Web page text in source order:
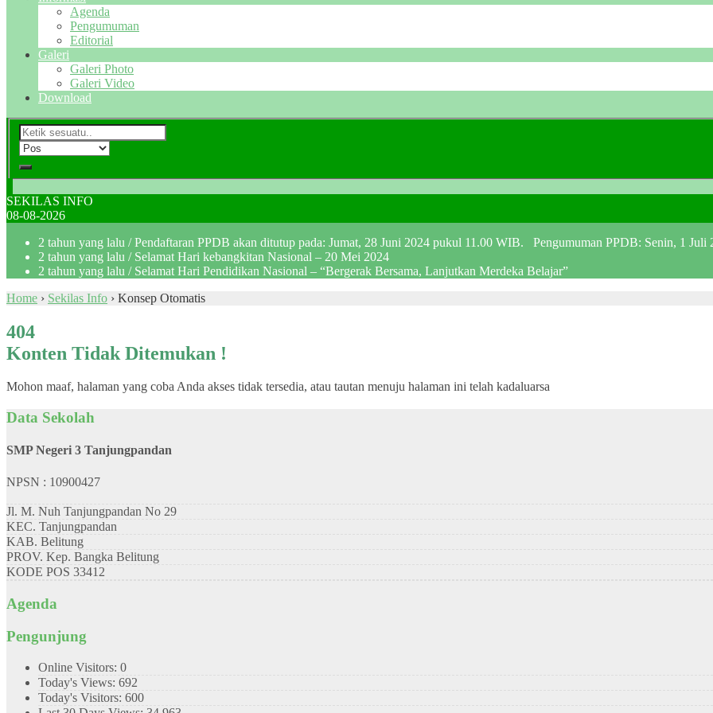
Agenda
Pengumuman
Editorial
Galeri
Galeri Photo
Galeri Video
Download
SEKILAS INFO
08-08-2026
2 tahun yang lalu / Pendaftaran PPDB akan ditutup pada: Jumat, 28 Juni 2024 pukul 11.00 WIB. Pengumuman PPDB: Senin, 1 Juli
2 tahun yang lalu / Selamat Hari kebangkitan Nasional – 20 Mei 2024
2 tahun yang lalu / Selamat Hari Pendidikan Nasional – “Bergerak Bersama, Lanjutkan Merdeka Belajar”
Home › Sekilas Info › Konsep Otomatis
404
Konten Tidak Ditemukan !
Mohon maaf, halaman yang coba Anda akses tidak tersedia, atau tautan menuju halaman ini telah kadaluarsa
Data Sekolah
SMP Negeri 3 Tanjungpandan
NPSN : 10900427
Jl. M. Nuh Tanjungpandan No 29
KEC. Tanjungpandan
KAB. Belitung
PROV. Kep. Bangka Belitung
KODE POS 33412
Agenda
Pengunjung
Online Visitors: 0
Today's Views: 692
Today's Visitors: 600